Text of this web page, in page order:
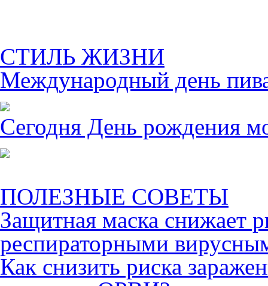
СТИЛЬ ЖИЗНИ
Международный день
Сегодня День рождения
ПОЛЕЗНЫЕ СОВЕТЫ
Защитная маска снижает
респираторными
Как снизить риска